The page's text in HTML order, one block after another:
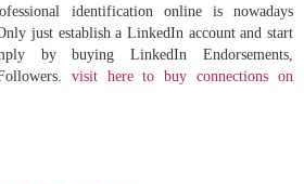
identification online is nowadays
just establish a LinkedIn account and start
by buying LinkedIn Endorsements,
visit here to buy connections on